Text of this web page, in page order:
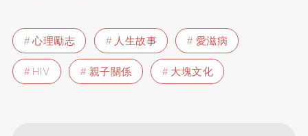
心理勵志 人生故事
愛滋病
HIV
親子關係 大塊文化